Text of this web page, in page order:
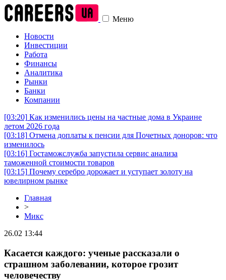
Меню
Новости
Инвестиции
Работа
Финансы
Аналитика
Рынки
Банки
Компании
[03:20] Как изменились цены на частные дома в Украине
летом 2026 года
[03:18] Отмена доплаты к пенсии для Почетных доноров: что
изменилось
[03:16] Гостаможслужба запустила сервис анализа
таможенной стоимости товаров
[03:15] Почему серебро дорожает и уступает золоту на
ювелирном рынке
Главная
>
Микс
26.02 13:44
Касается каждого: ученые рассказали о
страшном заболевании, которое грозит
человечеству